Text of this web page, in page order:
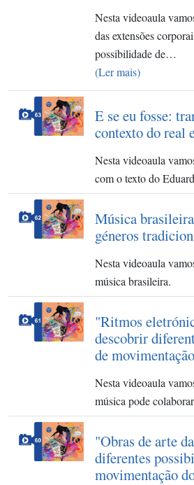
Nesta videoaula
das extensões
possibilidade de…
(Ler mais)
E se eu fosse:
contexto do real
Nesta videoaula
com o texto do
Música
géneros
Nesta videoaula
música brasileira.
"Ritmos
descobrir
de
Nesta videoaula
música pode
"Obras de arte
diferentes
movimentação